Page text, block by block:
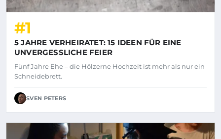
#1
5 JAHRE VERHEIRATET: 15 IDEEN FÜR EINE
UNVERGESSLICHE FEIER
Fünf Jahre Ehe – die Hölzerne Hochzeit ist mehr als nur ein
Schneidebrett.
SVEN PETERS